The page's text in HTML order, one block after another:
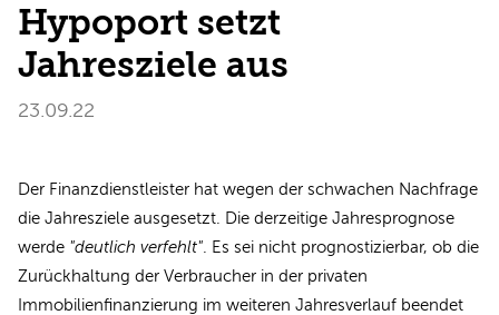
Hypoport setzt
Jahresziele aus
23.09.22
Der Finanzdienstleister hat wegen der schwachen Nachfrage
die Jahresziele ausgesetzt. Die derzeitige Jahresprognose
werde "deutlich verfehlt" . Es sei nicht prognostizierbar, ob die
Zurückhaltung der Verbraucher in der privaten
Immobilienfinanzierung im weiteren Jahresverlauf beendet